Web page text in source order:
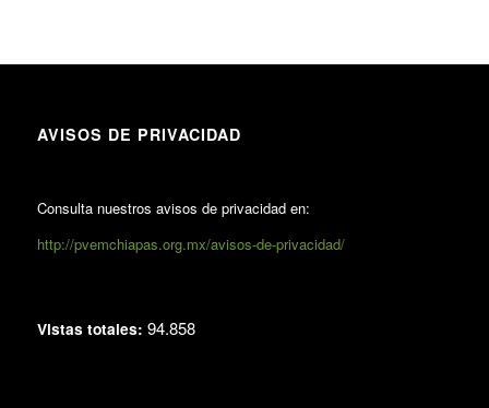
AVISOS DE PRIVACIDAD
Consulta nuestros avisos de privacidad en:
http://pvemchiapas.org.mx/avisos-de-privacidad/
Vistas totales: 94.858